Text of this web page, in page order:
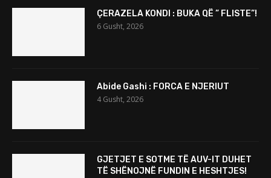
ÇERAZELA KONDI : BUKA QË ” FLISTE”!
6 Gusht, 2026
Abide Gashi : FORCA E NJERIUT
4 Gusht, 2026
GJETJET E SOTME TË AUV-IT DUHET
TË SHËNOJNË FUNDIN E HESHTJES!